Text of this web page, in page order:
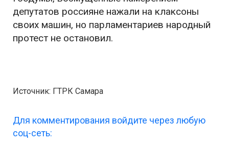
депутатов россияне нажали на клаксоны
своих машин, но парламентариев народный
протест не остановил.
Источник: ГТРК Самара
Для комментирования войдите через любую
соц-сеть: